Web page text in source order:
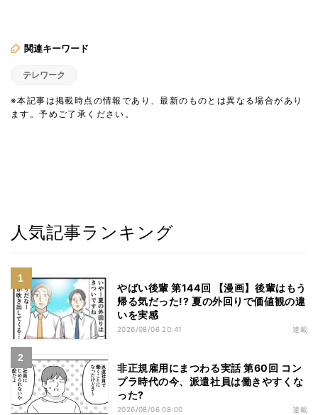
関連キーワード
テレワーク
※本記事は掲載時点の情報であり、最新のものとは異なる場合があり
ます。予めご了承ください。
人気記事ランキング
やばい後輩 第144回 【漫画】後輩はもう
帰る気だった!? 夏の外回りで価値観の違
いを実感
2026/08/06 20:41 連載
非正規雇用にまつわる実話 第60回 コン
プラ時代の今、派遣社員は働きやすくな
った?
2026/08/06 08:00 連載